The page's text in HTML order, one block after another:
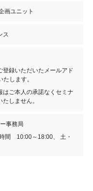
画ユニット
ス
登録いただいたメールアド
します。
はご本人の承諾なくセミナ
しません。
事務局
間 10:00～18:00、 土・